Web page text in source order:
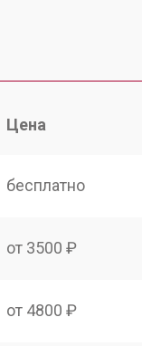
Цена
бесплатно
от 3500 ₽
от 4800 ₽